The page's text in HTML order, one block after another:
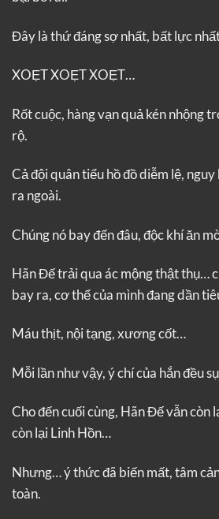
Đây là thứ đáng sợ nhất, bất lực
XOẸT XOẸT XOẸT…
Rốt cuộc, hàng vạn quả kén nhộng
rộ.
Cả đội quân tiểu hồ đồ diễm lệ,
ra ngoài.
Chúng nó bay đến đâu, độc khí ăn
Hãn Đế trải qua ác mộng thật thụ…
bay ra, cơ thể của mình đang dần
Máu thịt, nội tạng, xương cốt…
Mỗi lần như vậy, ý chí của hắn đều
Cho đến cuối cùng, Hãn Đế vẫn còn
còn lại Linh Hồn…
Nhưng… ý thức đã biến mất, tâm
toàn.